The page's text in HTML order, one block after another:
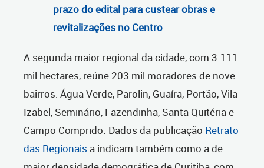
prazo do edital para custear obras e
revitalizações no Centro
A segunda maior regional da cidade, com 3.111
mil hectares, reúne 203 mil moradores de nove
bairros: Água Verde, Parolin, Guaíra, Portão, Vila
Izabel, Seminário, Fazendinha, Santa Quitéria e
Campo Comprido. Dados da publicação Retrato
das Regionais a indicam também como a de